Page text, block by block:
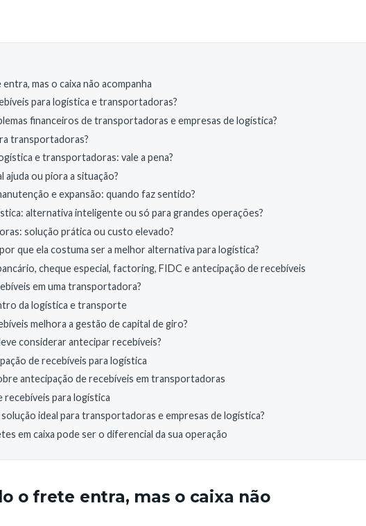
mas o caixa não acompanha
para logística e transportadoras?
financeiros de transportadoras e empresas de logística?
transportadoras?
e transportadoras: vale a pena?
ajuda ou piora a situação?
e expansão: quando faz sentido?
alternativa inteligente ou só para grandes operações?
solução prática ou custo elevado?
que ela costuma ser a melhor alternativa para logística?
cheque especial, factoring, FIDC e antecipação de recebíveis
em uma transportadora?
da logística e transporte
melhora a gestão de capital de giro?
considerar antecipar recebíveis?
de recebíveis para logística
antecipação de recebíveis em transportadoras
recebíveis para logística
solução ideal para transportadoras e empresas de logística?
em caixa pode ser o diferencial da sua operação
o frete entra, mas o caixa não